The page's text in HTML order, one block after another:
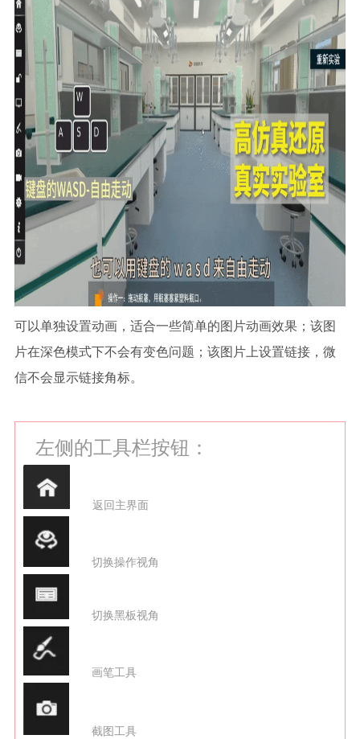
可以单独设置动画，适合一些简单的图片动画效果；该图
片在深色模式下不会有变色问题；该图片上设置链接，微
信不会显示链接角标。
左侧的工具栏按钮：
返回主界面
切换操作视角
切换黑板视角
画笔工具
截图工具